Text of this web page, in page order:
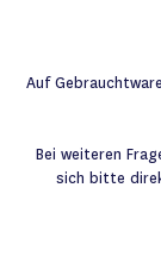
Auf
Bei weiteren
sich bitte